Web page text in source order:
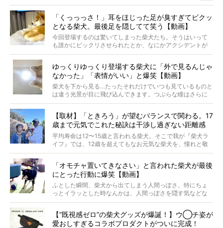
がるのでしょうか。
最近版画製作を始めた、お笑いコンビ「ニューヨーク」の
屋敷裕政さんに、拒否柴を掘っていただきました！ イン
タビューと合わせてご覧ください。
「くっっっさ！」耳をほじった足が臭すぎてビクッ
となる柴犬。最後足を隠してて笑う【動画】
今回登場するのは驚いてしまった柴犬たち。そうはいって
も誰かにビックリさせられたとか、なにかアクシデントが
起きたとか、そういうことが原因ではありません。全ての
ゆっくりゆっくり登場する柴犬に「外で見るんじゃ
なかった」「表情がいい」と爆笑【動画】
柴犬を下から見る…たったそれだけでいつも見ているものと
は違う光景が目に飛び込んできます。つぶらな瞳はさらに
つぶらに見え、モフモフのお顔はさらにモフモフに見えま
【取材】「ときろう」が望むバランスで関わる。17
歳まで元気でこれた秘訣は干渉し過ぎない距離感
#38ときろう
平均寿命は12〜15歳と言われる柴犬。そこで我が『柴犬ラ
イフ』では、12歳を超えてもなお元気な柴犬を、憧れと敬
意を込めて“レジェンド柴”と呼んでいます。 この特集で
ォーカスし、その元気の秘訣や、老犬と暮らすうえで大切
だと思うことを、オーナーさんに語っていただきます。今
回登場してくれたのは、17歳のときろうくん。小さい頃か
ら食が細かったため、何でも食べさせてきたということで
「オモチャ置いてきなさい」と言われた柴犬が最後
にとった行動に爆笑【動画】
ふとした瞬間、柴犬から出てしまう人間っぽさ。特にちょ
っとイラッとした時なんかは、人間っぽさを隠す気などな
いように見えます。もしかして本当の本当は、中身は人間
【“既視感ゼロ”の柴犬グッズが爆誕！】ウ◯チ姿が
愛おしすぎるコラボプロダクトがついに完成！